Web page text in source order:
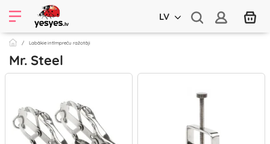
LV
Labākie intīmpreču ražotāji
Mr. Steel